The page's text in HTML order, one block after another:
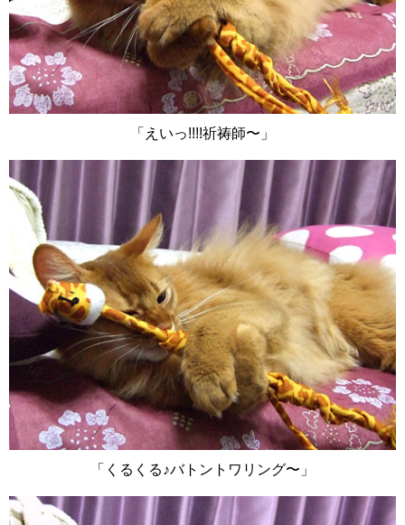
「えいっ!!!!祈祷師〜」
「くるくる♪バトントワリング〜」